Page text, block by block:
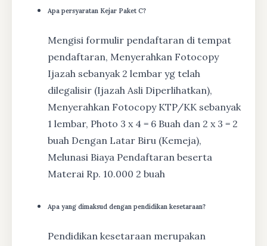
Apa persyaratan Kejar Paket C?
Mengisi formulir pendaftaran di tempat
pendaftaran, Menyerahkan Fotocopy
Ijazah sebanyak 2 lembar yg telah
dilegalisir (Ijazah Asli Diperlihatkan),
Menyerahkan Fotocopy KTP/KK sebanyak
1 lembar, Photo 3 x 4 = 6 Buah dan 2 x 3 = 2
buah Dengan Latar Biru (Kemeja),
Melunasi Biaya Pendaftaran beserta
Materai Rp. 10.000 2 buah
Apa yang dimaksud dengan pendidikan kesetaraan?
Pendidikan kesetaraan merupakan